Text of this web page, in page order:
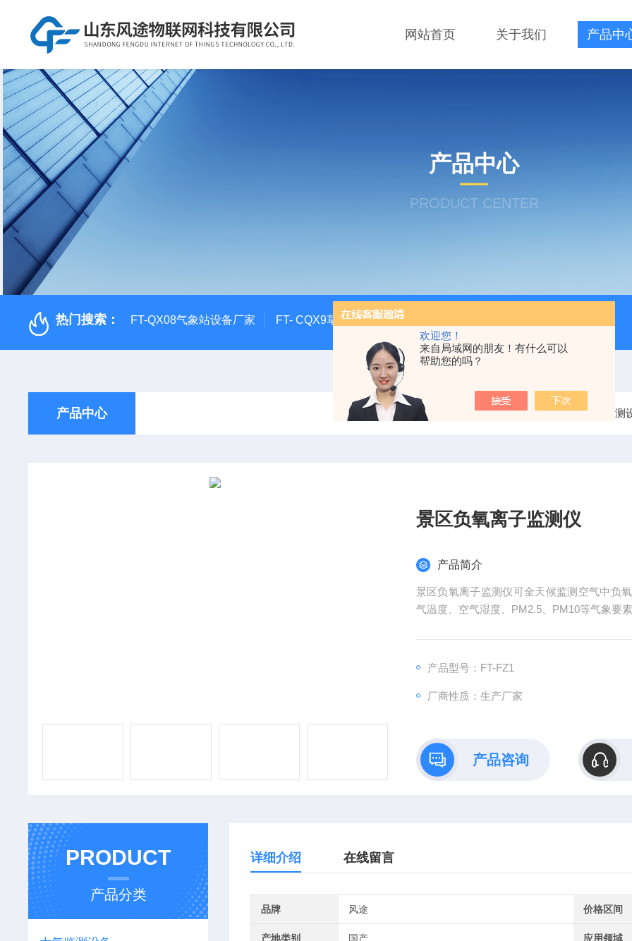
欢迎您！
来自局域网的朋友！有什么可以
帮助您的吗？
网站首页 关于我们 产品中
产品中心
PRODUCT CENTER
热门搜索： FT-QX08气象站设备厂家 FT- CQX9草原生态气象站
产品中心 当前位置：首页 产品中心 大气监测
景区负氧离子监测仪
产品简介
景区负氧离子监测仪可全天候监测空气中负
气温度、空气湿度、PM2.5、PM10等气象要
产品型号：FT-FZ1
厂商性质：生产厂家
产品咨询
PRODUCT
产品分类
详细介绍 在线留言
品牌 风途 价格区间
产地类别 国产 应用领域